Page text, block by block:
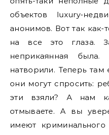
объектов luxury-
анонимов. Вот так как-
на все это глаза.
неприкаянная
натворили. Теперь
они могут спросить:
эти взяли? А нам
отмываете. А вы
имеют